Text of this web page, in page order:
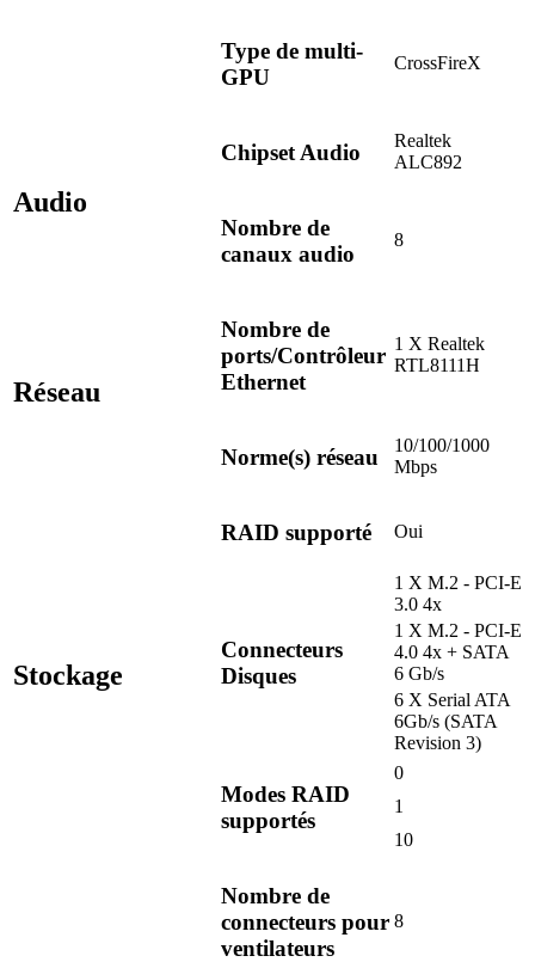
Type de multi-
GPU
CrossFireX
Audio
Chipset Audio
Realtek
ALC892
Nombre de
canaux audio
8
Réseau
Nombre de
ports/Contrôleur
Ethernet
1 X Realtek
RTL8111H
Norme(s) réseau
10/100/1000
Mbps
Stockage
RAID supporté Oui
Connecteurs
Disques
1 X M.2 - PCI-E
3.0 4x
1 X M.2 - PCI-E
4.0 4x + SATA
6 Gb/s
6 X Serial ATA
6Gb/s (SATA
Revision 3)
Modes RAID
supportés
0
1
10
Nombre de
connecteurs pour
ventilateurs
8